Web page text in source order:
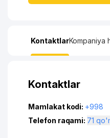
KontaktlarKompaniya
Kontaktlar
Mamlakat kodi: +998
Telefon raqami:
71